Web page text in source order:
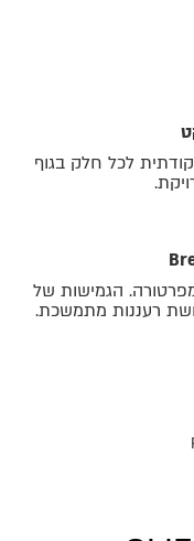
לכל חלק בגוף
הגמישות של
רעננות מתמשכת.